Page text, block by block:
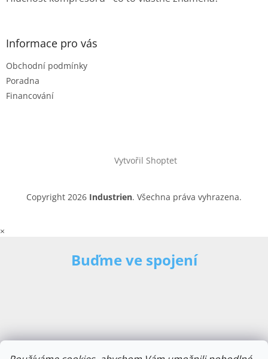
Informace pro vás
Obchodní podmínky
Poradna
Financování
Vytvořil Shoptet
Copyright 2026 Industrien. Všechna práva vyhrazena.
×
Buďme ve spojení